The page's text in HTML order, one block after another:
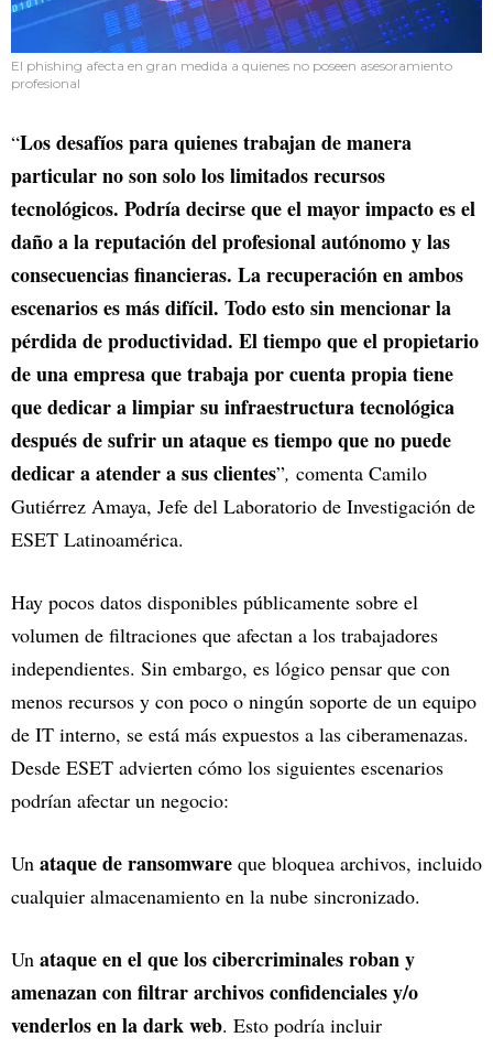
El phishing afecta en gran medida a quienes no poseen asesoramiento
profesional
“Los desafíos para quienes trabajan de manera
particular no son solo los limitados recursos
tecnológicos. Podría decirse que el mayor impacto es el
daño a la reputación del profesional autónomo y las
consecuencias financieras. La recuperación en ambos
escenarios es más difícil. Todo esto sin mencionar la
pérdida de productividad. El tiempo que el propietario
de una empresa que trabaja por cuenta propia tiene
que dedicar a limpiar su infraestructura tecnológica
después de sufrir un ataque es tiempo que no puede
dedicar a atender a sus clientes”, comenta Camilo
Gutiérrez Amaya, Jefe del Laboratorio de Investigación de
ESET Latinoamérica.
Hay pocos datos disponibles públicamente sobre el
volumen de filtraciones que afectan a los trabajadores
independientes. Sin embargo, es lógico pensar que con
menos recursos y con poco o ningún soporte de un equipo
de IT interno, se está más expuestos a las ciberamenazas.
Desde ESET advierten cómo los siguientes escenarios
podrían afectar un negocio:
Un ataque de ransomware que bloquea archivos, incluido
cualquier almacenamiento en la nube sincronizado.
Un ataque en el que los cibercriminales roban y
amenazan con filtrar archivos confidenciales y/o
venderlos en la dark web. Esto podría incluir